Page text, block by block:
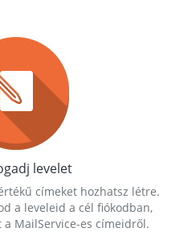
levelet
címeket hozhatsz létre.
a leveleid a cél fiókodban,
MailService-es címeidről.